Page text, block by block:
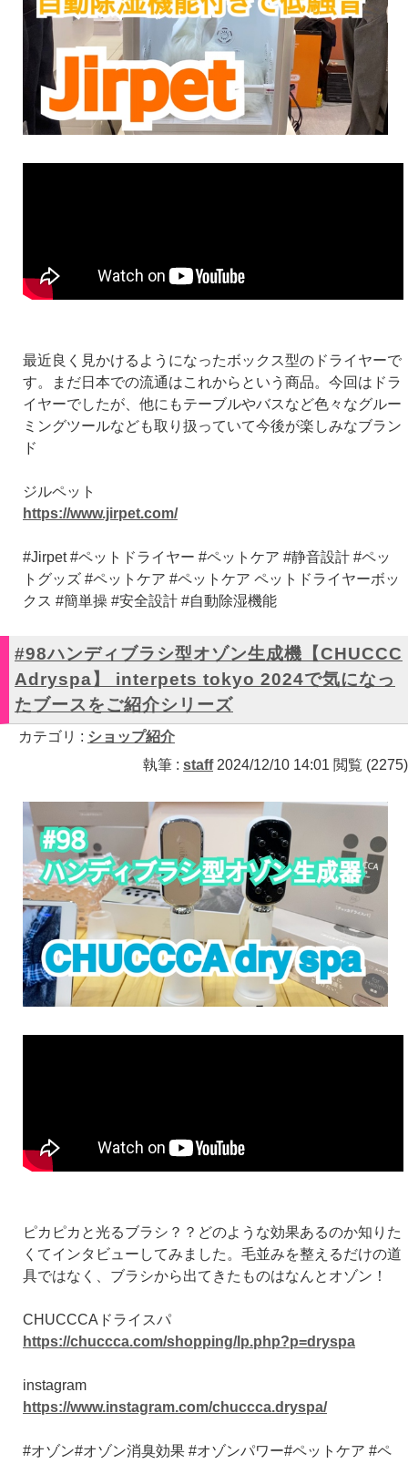
最近良く見かけるようになったボックス型のドライヤーで
す。まだ日本での流通はこれからという商品。今回はドラ
イヤーでしたが、他にもテーブルやバスなど色々なグルー
ミングツールなども取り扱っていて今後が楽しみなブラン
ド
ジルペット
https://www.jirpet.com/
#Jirpet #ペットドライヤー #ペットケア #静音設計 #ペッ
トグッズ #ペットケア #ペットケア ペットドライヤーボッ
クス #簡単操 #安全設計 #自動除湿機能
#98ハンディブラシ型オゾン生成機【CHUCCC
Adryspa】 interpets tokyo 2024で気になっ
たブースをご紹介シリーズ
カテゴリ : ショップ紹介
執筆 : staff 2024/12/10 14:01 閲覧 (2275)
ピカピカと光るブラシ？？どのような効果あるのか知りた
くてインタビューしてみました。毛並みを整えるだけの道
具ではなく、ブラシから出てきたものはなんとオゾン！
CHUCCCAドライスパ
https://chuccca.com/shopping/lp.php?p=dryspa
instagram
https://www.instagram.com/chuccca.dryspa/
#オゾン#オゾン消臭効果 #オゾンパワー#ペットケア #ペ